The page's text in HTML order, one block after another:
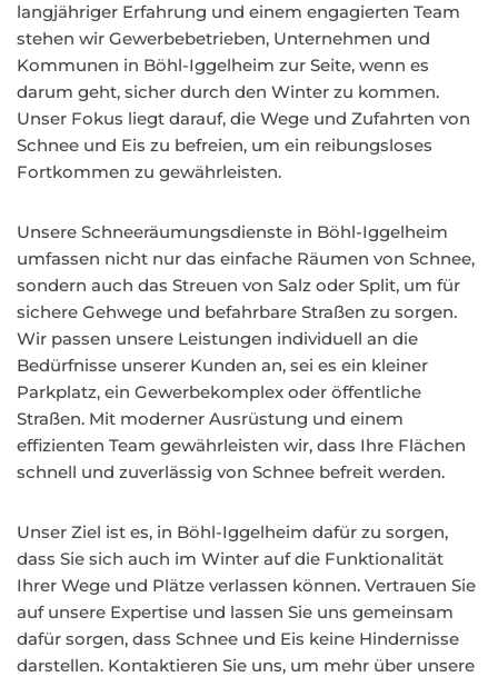
langjähriger Erfahrung und einem engagierten Team
stehen wir Gewerbebetrieben, Unternehmen und
Kommunen in Böhl-Iggelheim zur Seite, wenn es
darum geht, sicher durch den Winter zu kommen.
Unser Fokus liegt darauf, die Wege und Zufahrten von
Schnee und Eis zu befreien, um ein reibungsloses
Fortkommen zu gewährleisten.
Unsere Schneeräumungsdienste in Böhl-Iggelheim
umfassen nicht nur das einfache Räumen von Schnee,
sondern auch das Streuen von Salz oder Split, um für
sichere Gehwege und befahrbare Straßen zu sorgen.
Wir passen unsere Leistungen individuell an die
Bedürfnisse unserer Kunden an, sei es ein kleiner
Parkplatz, ein Gewerbekomplex oder öffentliche
Straßen. Mit moderner Ausrüstung und einem
effizienten Team gewährleisten wir, dass Ihre Flächen
schnell und zuverlässig von Schnee befreit werden.
Unser Ziel ist es, in Böhl-Iggelheim dafür zu sorgen,
dass Sie sich auch im Winter auf die Funktionalität
Ihrer Wege und Plätze verlassen können. Vertrauen Sie
auf unsere Expertise und lassen Sie uns gemeinsam
dafür sorgen, dass Schnee und Eis keine Hindernisse
darstellen. Kontaktieren Sie uns, um mehr über unsere